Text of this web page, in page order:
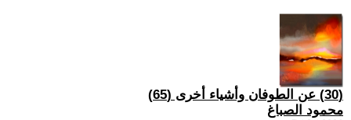
(30) عن الطوفان وأشياء أخرى (65)
محمود الصباغ